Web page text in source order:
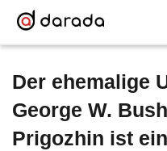
Der ehemalige
George W.
Prigozhin ist